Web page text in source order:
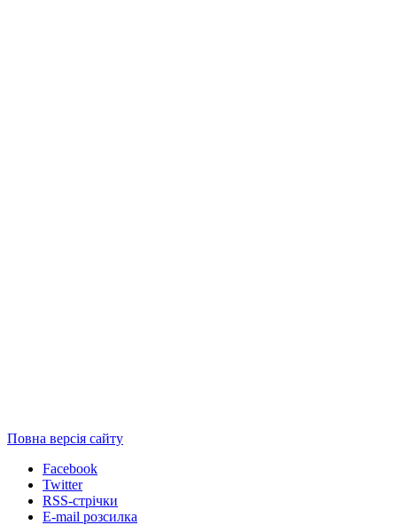
Повна версія сайту
Facebook
Twitter
RSS-стрічки
E-mail розсилка